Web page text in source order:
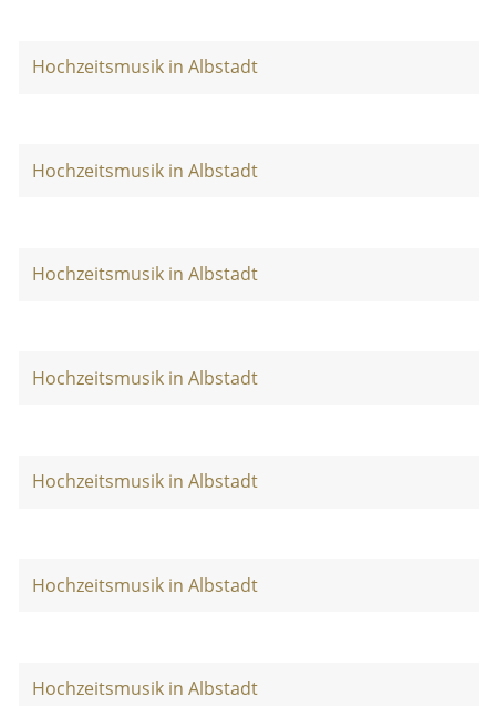
Hochzeitsmusik in Albstadt
Hochzeitsmusik in Albstadt
Hochzeitsmusik in Albstadt
Hochzeitsmusik in Albstadt
Hochzeitsmusik in Albstadt
Hochzeitsmusik in Albstadt
Hochzeitsmusik in Albstadt